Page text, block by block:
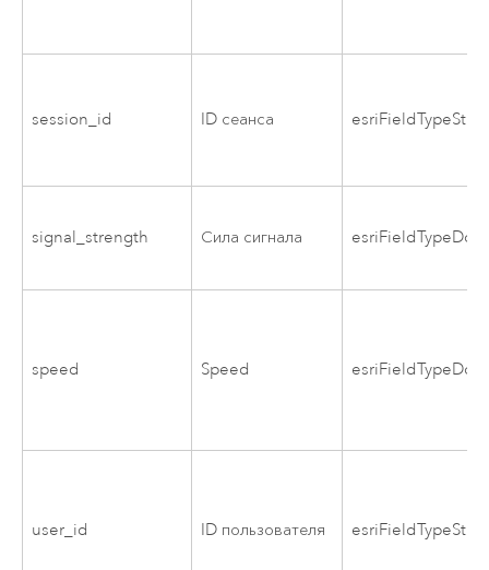
session_id ID сеанса
signal_strength Сила сигнала
speed Speed
user_id ID пользователя